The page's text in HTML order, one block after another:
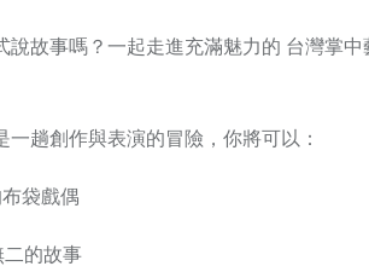
說故事嗎？一起走進充滿魅力的 台灣掌
趟創作與表演的冒險，你將可以：
袋戲偶
的故事